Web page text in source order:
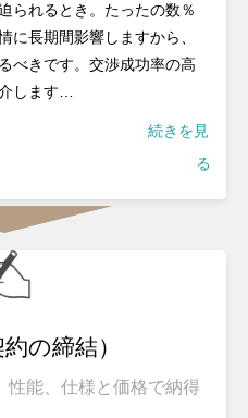
られるとき。たったの数％
に長期間影響しますから、
べきです。交渉成功率の高
します…
続きを見
る
の締結）
性能、仕様と価格で納得